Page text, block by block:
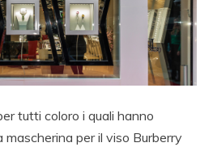
tutti coloro i quali hanno
mascherina per il viso Burberry